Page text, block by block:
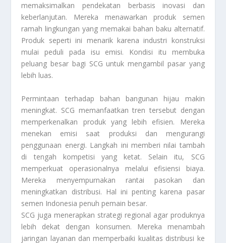
memaksimalkan pendekatan berbasis inovasi dan
keberlanjutan. Mereka menawarkan produk semen
ramah lingkungan yang memakai bahan baku alternatif.
Produk seperti ini menarik karena industri konstruksi
mulai peduli pada isu emisi. Kondisi itu membuka
peluang besar bagi SCG untuk mengambil pasar yang
lebih luas.
Permintaan terhadap bahan bangunan hijau makin
meningkat. SCG memanfaatkan tren tersebut dengan
memperkenalkan produk yang lebih efisien. Mereka
menekan emisi saat produksi dan mengurangi
penggunaan energi. Langkah ini memberi nilai tambah
di tengah kompetisi yang ketat. Selain itu, SCG
memperkuat operasionalnya melalui efisiensi biaya.
Mereka menyempurnakan rantai pasokan dan
meningkatkan distribusi. Hal ini penting karena pasar
semen Indonesia penuh pemain besar.
SCG juga menerapkan strategi regional agar produknya
lebih dekat dengan konsumen. Mereka menambah
jaringan layanan dan memperbaiki kualitas distribusi ke